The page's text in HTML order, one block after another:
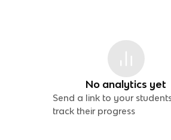
No analytics yet
Send a link to your
track their progress